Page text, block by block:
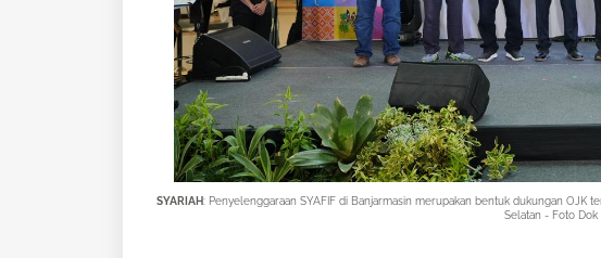
SYARIAH: Penyelenggaraan SYAFIF di Banjarmasin merupakan bentuk dukungan OJK
Selatan - Foto Dok